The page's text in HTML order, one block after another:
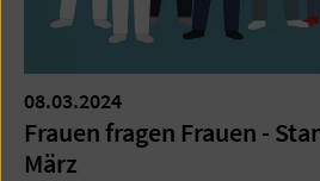
08.03.2024
Frauen fragen Frauen -
März